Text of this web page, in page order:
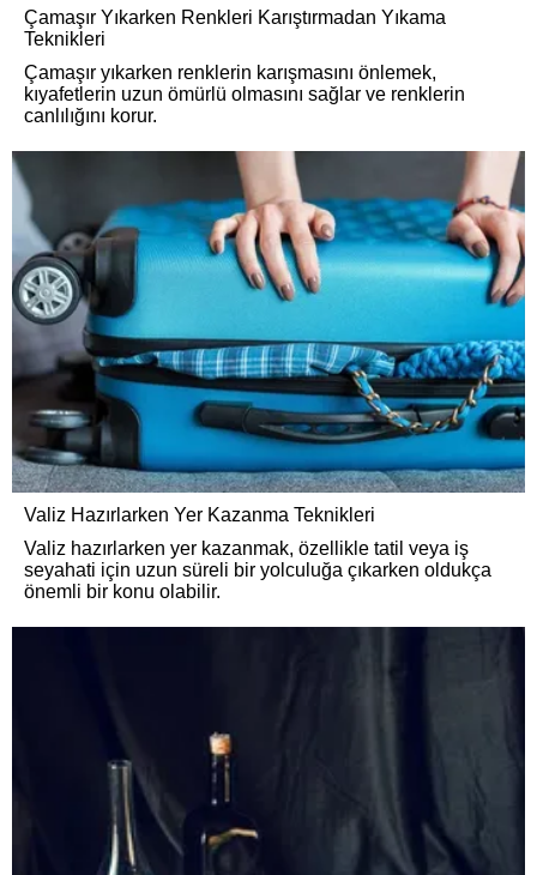
Çamaşır Yıkarken Renkleri Karıştırmadan Yıkama
Teknikleri
Çamaşır yıkarken renklerin karışmasını önlemek,
kıyafetlerin uzun ömürlü olmasını sağlar ve renklerin
canlılığını korur.
Valiz Hazırlarken Yer Kazanma Teknikleri
Valiz hazırlarken yer kazanmak, özellikle tatil veya iş
seyahati için uzun süreli bir yolculuğa çıkarken oldukça
önemli bir konu olabilir.